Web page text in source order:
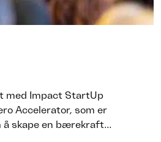
med Impact StartUp
Accelerator, som er
skape en bærekraft...